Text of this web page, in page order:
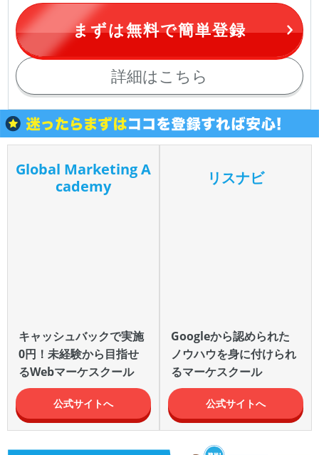
詳細はこちら
まずは無料で簡単登録
Global Marketing A
cademy
キャッシュバックで実施
0円！未経験から目指せ
るWebマーケスクール
公式サイトへ
リスナビ
Googleから認められた
ノウハウを身に付けられ
るマーケスクール
公式サイトへ